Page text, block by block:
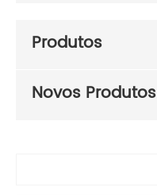
Produtos
Novos Produtos